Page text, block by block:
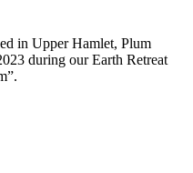
in Upper Hamlet, Plum
during our Earth Retreat